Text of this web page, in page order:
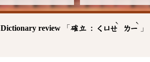
Dictionary review 「 確立 : ㄑㄩㄝ
ˋ
ㄌㄧ
ˋ
」